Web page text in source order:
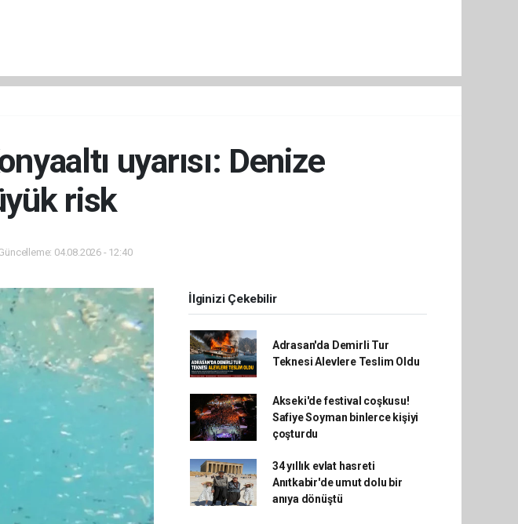
uyarısı: Denize
risk
04.08.2026 - 12:40
İlginizi Çekebilir
Adrasan'da Demirli Tur
Teknesi Alevlere Teslim Oldu
Akseki'de festival coşkusu!
Safiye Soyman binlerce kişiyi
çoşturdu
34 yıllık evlat hasreti
Anıtkabir'de umut dolu bir
anıya dönüştü